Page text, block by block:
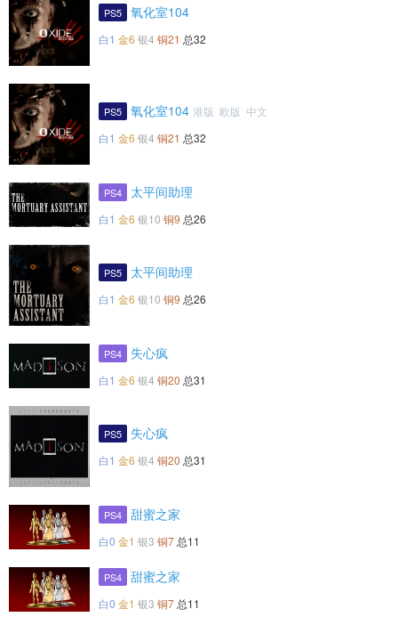
PS5 氧化室104
白1 金6 银4 铜21 总32
PS5 氧化室104 港版 欧版 中文
白1 金6 银4 铜21 总32
PS4 太平间助理
白1 金6 银10 铜9 总26
PS5 太平间助理
白1 金6 银10 铜9 总26
PS4 失心疯
白1 金6 银4 铜20 总31
PS5 失心疯
白1 金6 银4 铜20 总31
PS4 甜蜜之家
白0 金1 银3 铜7 总11
PS4 甜蜜之家
白0 金1 银3 铜7 总11